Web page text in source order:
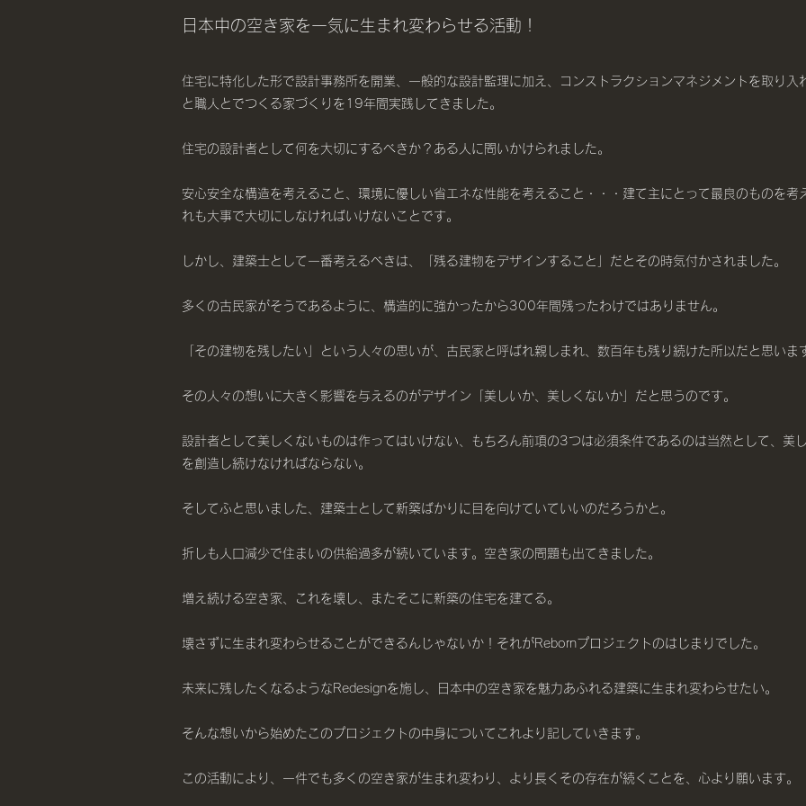
日本中の空き家を一気に生まれ変わらせる活動！
住宅に特化した形で設計事務所を開業、一般的な設計監理に加え、コンストラクションマネジメントを取り入
と職人とでつくる家づくりを19年間実践してきました。
住宅の設計者として何を大切にするべきか？ある人に問いかけられました。
安心安全な構造を考えること、環境に優しい省エネな性能を考えること・・・建て主にとって最良のものを考
れも大事で大切にしなければいけないことです。
しかし、建築士として一番考えるべきは、「残る建物をデザインすること」だとその時気付かされました。
多くの古民家がそうであるように、構造的に強かったから300年間残ったわけではありません。
「その建物を残したい」という人々の思いが、古民家と呼ばれ親しまれ、数百年も残り続けた所以だと思いま
その人々の想いに大きく影響を与えるのがデザイン「美しいか、美しくないか」だと思うのです。
設計者として美しくないものは作ってはいけない、もちろん前項の3つは必須条件であるのは当然として、美
を創造し続けなければならない。
そしてふと思いました、建築士として新築ばかりに目を向けていていいのだろうかと。
折しも人口減少で住まいの供給過多が続いています。空き家の問題も出てきました。
増え続ける空き家、これを壊し、またそこに新築の住宅を建てる。
壊さずに生まれ変わらせることができるんじゃないか！それがRebornプロジェクトのはじまりでした。
未来に残したくなるようなRedesignを施し、日本中の空き家を魅力あふれる建築に生まれ変わらせたい。
そんな想いから始めたこのプロジェクトの中身についてこれより記していきます。
この活動により、一件でも多くの空き家が生まれ変わり、より長くその存在が続くことを、心より願います。